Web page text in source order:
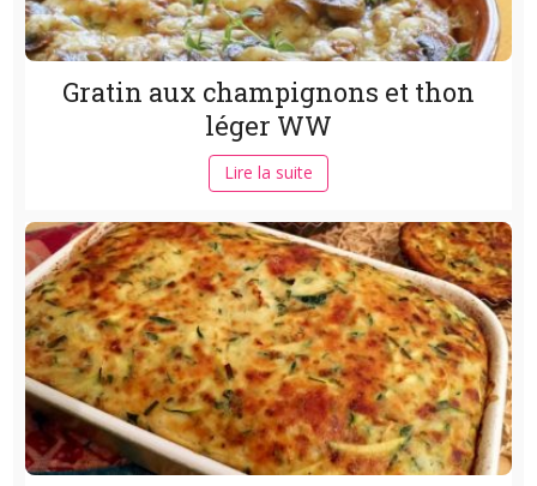
Gratin aux champignons et thon
léger WW
Lire la suite